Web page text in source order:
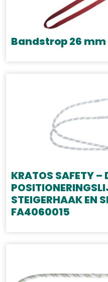
Bandstrop 26
KRATOS SAFETY –
STEIGERHAAK EN
FA4060015